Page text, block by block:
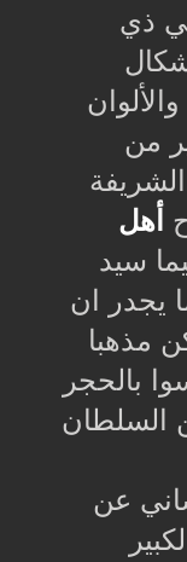
ذي
من
الشريفة
أهل
سيد
يجدر ان
مذهبا
بالحجر
السلطان
عن